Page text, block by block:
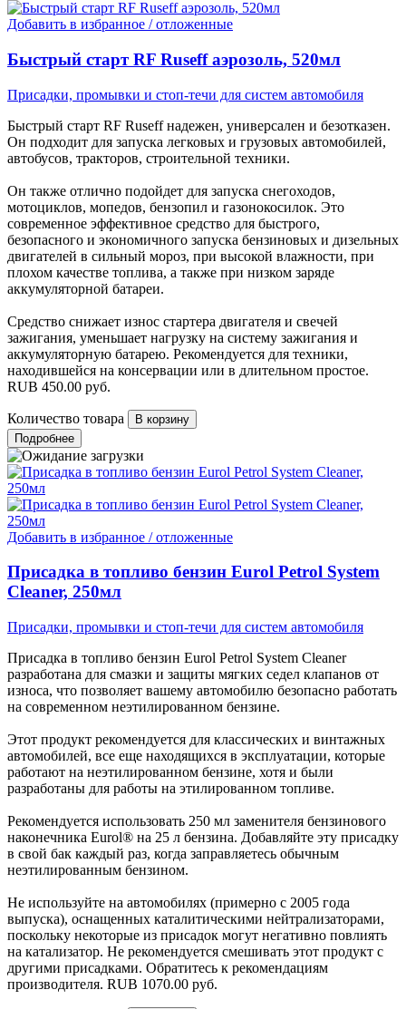
Добавить в избранное / отложенные
Быстрый старт RF Ruseff аэрозоль, 520мл
Присадки, промывки и стоп-течи для систем автомобиля
Быстрый старт RF Ruseff надежен, универсален и безотказен.
Он подходит для запуска легковых и грузовых автомобилей,
автобусов, тракторов, строительной техники.
Он также отлично подойдет для запуска снегоходов,
мотоциклов, мопедов, бензопил и газонокосилок. Это
современное эффективное средство для быстрого,
безопасного и экономичного запуска бензиновых и дизельных
двигателей в сильный мороз, при высокой влажности, при
плохом качестве топлива, а также при низком заряде
аккумуляторной батареи.
Средство снижает износ стартера двигателя и свечей
зажигания, уменьшает нагрузку на систему зажигания и
аккумуляторную батарею. Рекомендуется для техники,
находившейся на консервации или в длительном простое.
RUB 450.00 руб.
Количество товара
Подробнее
Добавить в избранное / отложенные
Присадка в топливо бензин Eurol Petrol System
Cleaner, 250мл
Присадки, промывки и стоп-течи для систем автомобиля
Присадка в топливо бензин Eurol Petrol System Cleaner
разработана для смазки и защиты мягких седел клапанов от
износа, что позволяет вашему автомобилю безопасно работать
на современном неэтилированном бензине.
Этот продукт рекомендуется для классических и винтажных
автомобилей, все еще находящихся в эксплуатации, которые
работают на неэтилированном бензине, хотя и были
разработаны для работы на этилированном топливе.
Рекомендуется использовать 250 мл заменителя бензинового
наконечника Eurol® на 25 л бензина. Добавляйте эту присадку
в свой бак каждый раз, когда заправляетесь обычным
неэтилированным бензином.
Не используйте на автомобилях (примерно с 2005 года
выпуска), оснащенных каталитическими нейтрализаторами,
поскольку некоторые из присадок могут негативно повлиять
на катализатор. Не рекомендуется смешивать этот продукт с
другими присадками. Обратитесь к рекомендациям
производителя. RUB 1070.00 руб.